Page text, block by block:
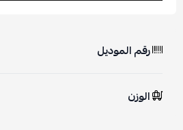
رقم الموديل
الوزن